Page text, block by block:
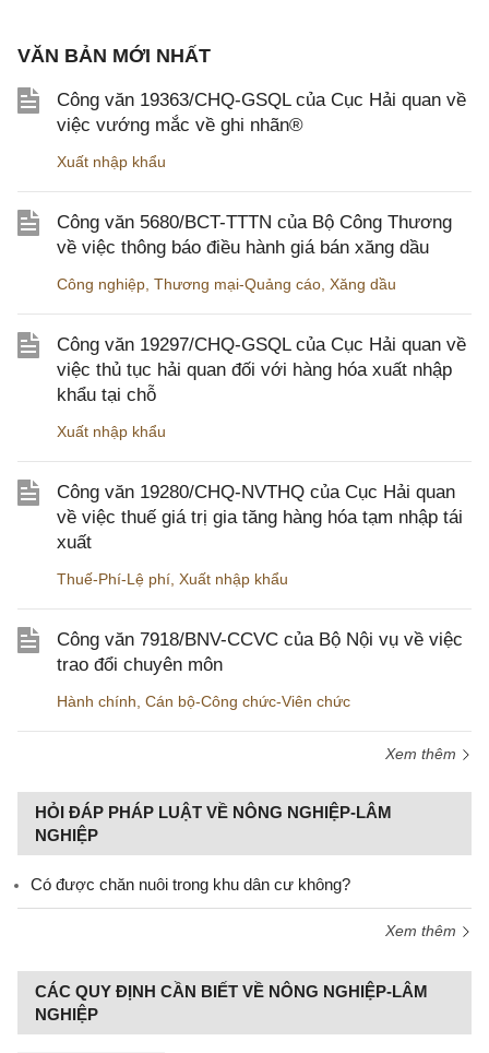
VĂN BẢN MỚI NHẤT
Công văn 19363/CHQ-GSQL của Cục Hải quan về
việc vướng mắc về ghi nhãn®
Xuất nhập khẩu
Công văn 5680/BCT-TTTN của Bộ Công Thương
về việc thông báo điều hành giá bán xăng dầu
Công nghiệp Thương mại-Quảng cáo Xăng dầu
Công văn 19297/CHQ-GSQL của Cục Hải quan về
việc thủ tục hải quan đối với hàng hóa xuất nhập
khẩu tại chỗ
Xuất nhập khẩu
Công văn 19280/CHQ-NVTHQ của Cục Hải quan
về việc thuế giá trị gia tăng hàng hóa tạm nhập tái
xuất
Thuế-Phí-Lệ phí Xuất nhập khẩu
Công văn 7918/BNV-CCVC của Bộ Nội vụ về việc
trao đổi chuyên môn
Hành chính Cán bộ-Công chức-Viên chức
Xem thêm
HỎI ĐÁP PHÁP LUẬT VỀ NÔNG NGHIỆP-LÂM
NGHIỆP
Có được chăn nuôi trong khu dân cư không?
Xem thêm
CÁC QUY ĐỊNH CẦN BIẾT VỀ NÔNG NGHIỆP-LÂM
NGHIỆP